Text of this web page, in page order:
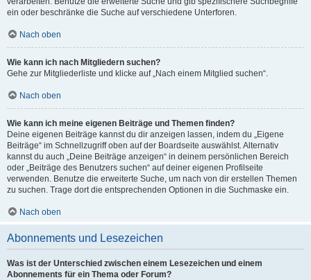
ein oder beschränke die Suche auf verschiedene Unterforen.
Nach oben
Wie kann ich nach Mitgliedern suchen?
Gehe zur Mitgliederliste und klicke auf „Nach einem Mitglied suchen“.
Nach oben
Wie kann ich meine eigenen Beiträge und Themen finden?
Deine eigenen Beiträge kannst du dir anzeigen lassen, indem du „Eigene
Beiträge“ im Schnellzugriff oben auf der Boardseite auswählst. Alternativ
kannst du auch „Deine Beiträge anzeigen“ in deinem persönlichen Bereich
oder „Beiträge des Benutzers suchen“ auf deiner eigenen Profilseite
verwenden. Benutze die erweiterte Suche, um nach von dir erstellen Themen
zu suchen. Trage dort die entsprechenden Optionen in die Suchmaske ein.
Nach oben
Abonnements und Lesezeichen
Was ist der Unterschied zwischen einem Lesezeichen und einem
Abonnements für ein Thema oder Forum?